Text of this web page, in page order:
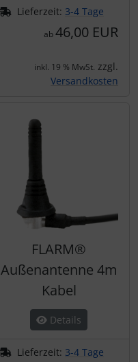
Lieferzeit: 3-4 Tage
ab46,00 EUR
inkl. 19 % MwSt. zzgl.
Versandkosten
FLARM®
Außenantenne 4m
Kabel
Details
Lieferzeit: 3-4 Tage